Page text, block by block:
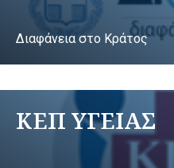
Διαφάνεια στο Κράτος
ΚΕΠ ΥΓΕΙΑΣ